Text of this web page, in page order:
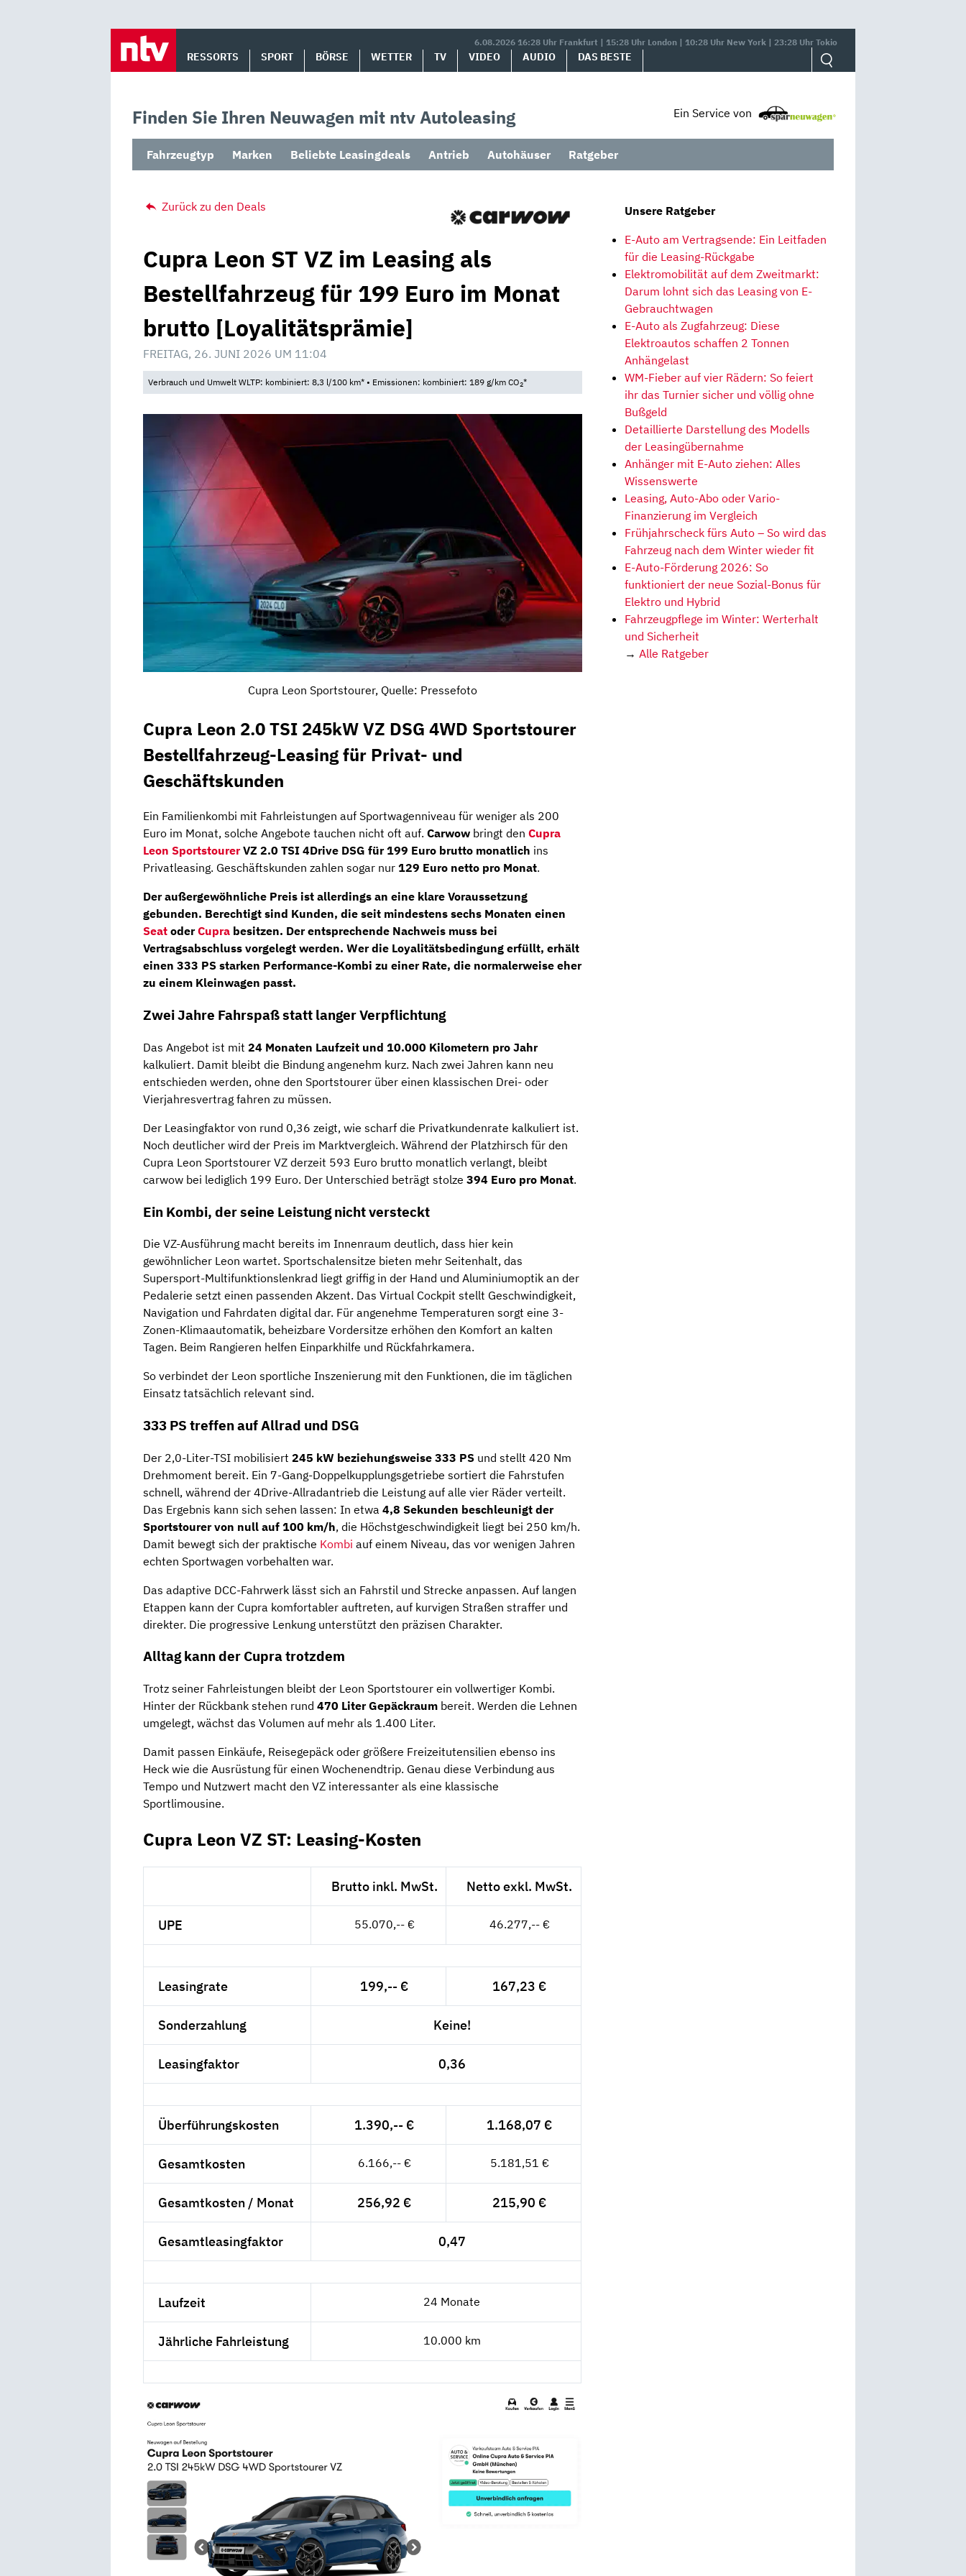
6.08.2026 16:28 Uhr Frankfurt | 15:28 Uhr London | 10:28 Uhr New York | 23:28 Uhr Tokio
RESSORTS SPORT BÖRSE WETTER TV VIDEO AUDIO DAS BESTE
Finden Sie Ihren Neuwagen mit ntv Autoleasing Ein Service von
Fahrzeugtyp Marken Beliebte Leasingdeals Antrieb Autohäuser Ratgeber
Zurück zu den Deals
Cupra Leon ST VZ im Leasing als
Bestellfahrzeug für 199 Euro im Monat
brutto [Loyalitätsprämie]
FREITAG, 26. JUNI 2026 UM 11:04
Verbrauch und Umwelt WLTP: kombiniert: 8,3 l/100 km* • Emissionen: kombiniert: 189 g/km CO2*
Cupra Leon Sportstourer, Quelle: Pressefoto
Cupra Leon 2.0 TSI 245kW VZ DSG 4WD Sportstourer
Bestellfahrzeug-Leasing für Privat- und
Geschäftskunden
Ein Familienkombi mit Fahrleistungen auf Sportwagenniveau für weniger als 200
Euro im Monat, solche Angebote tauchen nicht oft auf. Carwow bringt den Cupra
Leon SportstourerVZ 2.0 TSI 4Drive DSG für 199 Euro brutto monatlich ins
Privatleasing. Geschäftskunden zahlen sogar nur 129 Euro netto pro Monat.
Der außergewöhnliche Preis ist allerdings an eine klare Voraussetzung
gebunden. Berechtigt sind Kunden, die seit mindestens sechs Monaten einen
Seat oderCupra besitzen. Der entsprechende Nachweis muss bei
Vertragsabschluss vorgelegt werden. Wer die Loyalitätsbedingung erfüllt, erhält
einen 333 PS starken Performance-Kombi zu einer Rate, die normalerweise eher
zu einem Kleinwagen passt.
Zwei Jahre Fahrspaß statt langer Verpflichtung
Das Angebot ist mit 24 Monaten Laufzeit und 10.000 Kilometern pro Jahr
kalkuliert. Damit bleibt die Bindung angenehm kurz. Nach zwei Jahren kann neu
entschieden werden, ohne den Sportstourer über einen klassischen Drei- oder
Vierjahresvertrag fahren zu müssen.
Der Leasingfaktor von rund 0,36 zeigt, wie scharf die Privatkundenrate kalkuliert ist.
Noch deutlicher wird der Preis im Marktvergleich. Während der Platzhirsch für den
Cupra Leon Sportstourer VZ derzeit 593 Euro brutto monatlich verlangt, bleibt
carwow bei lediglich 199 Euro. Der Unterschied beträgt stolze 394 Euro pro Monat.
Ein Kombi, der seine Leistung nicht versteckt
Die VZ-Ausführung macht bereits im Innenraum deutlich, dass hier kein
gewöhnlicher Leon wartet. Sportschalensitze bieten mehr Seitenhalt, das
Supersport-Multifunktionslenkrad liegt griffig in der Hand und Aluminiumoptik an der
Pedalerie setzt einen passenden Akzent. Das Virtual Cockpit stellt Geschwindigkeit,
Navigation und Fahrdaten digital dar. Für angenehme Temperaturen sorgt eine 3-
Zonen-Klimaautomatik, beheizbare Vordersitze erhöhen den Komfort an kalten
Tagen. Beim Rangieren helfen Einparkhilfe und Rückfahrkamera.
So verbindet der Leon sportliche Inszenierung mit den Funktionen, die im täglichen
Einsatz tatsächlich relevant sind.
333 PS treffen auf Allrad und DSG
Der 2,0-Liter-TSI mobilisiert 245 kW beziehungsweise 333 PS und stellt 420 Nm
Drehmoment bereit. Ein 7-Gang-Doppelkupplungsgetriebe sortiert die Fahrstufen
schnell, während der 4Drive-Allradantrieb die Leistung auf alle vier Räder verteilt.
Das Ergebnis kann sich sehen lassen: In etwa 4,8 Sekunden beschleunigt der
Sportstourer von null auf 100 km/h, die Höchstgeschwindigkeit liegt bei 250 km/h.
Damit bewegt sich der praktische Kombi auf einem Niveau, das vor wenigen Jahren
echten Sportwagen vorbehalten war.
Das adaptive DCC-Fahrwerk lässt sich an Fahrstil und Strecke anpassen. Auf langen
Etappen kann der Cupra komfortabler auftreten, auf kurvigen Straßen straffer und
direkter. Die progressive Lenkung unterstützt den präzisen Charakter.
Alltag kann der Cupra trotzdem
Trotz seiner Fahrleistungen bleibt der Leon Sportstourer ein vollwertiger Kombi.
Hinter der Rückbank stehen rund 470 Liter Gepäckraum bereit. Werden die Lehnen
umgelegt, wächst das Volumen auf mehr als 1.400 Liter.
Damit passen Einkäufe, Reisegepäck oder größere Freizeitutensilien ebenso ins
Heck wie die Ausrüstung für einen Wochenendtrip. Genau diese Verbindung aus
Tempo und Nutzwert macht den VZ interessanter als eine klassische
Sportlimousine.
Cupra Leon VZ ST: Leasing-Kosten
Brutto inkl. MwSt. Netto exkl. MwSt.
UPE 55.070,-- € 46.277,-- €
Leasingrate 199,-- € 167,23 €
Sonderzahlung Keine!
Leasingfaktor 0,36
Überführungskosten 1.390,-- € 1.168,07 €
Gesamtkosten 6.166,-- € 5.181,51 €
Gesamtkosten / Monat 256,92 € 215,90 €
Gesamtleasingfaktor 0,47
Laufzeit 24 Monate
Jährliche Fahrleistung 10.000 km
Unsere Ratgeber
E-Auto am Vertragsende: Ein Leitfaden
für die Leasing-Rückgabe
Elektromobilität auf dem Zweitmarkt:
Darum lohnt sich das Leasing von E-
Gebrauchtwagen
E-Auto als Zugfahrzeug: Diese
Elektroautos schaffen 2 Tonnen
Anhängelast
WM-Fieber auf vier Rädern: So feiert
ihr das Turnier sicher und völlig ohne
Bußgeld
Detaillierte Darstellung des Modells
der Leasingübernahme
Anhänger mit E-Auto ziehen: Alles
Wissenswerte
Leasing, Auto-Abo oder Vario-
Finanzierung im Vergleich
Frühjahrscheck fürs Auto – So wird das
Fahrzeug nach dem Winter wieder fit
E-Auto-Förderung 2026: So
funktioniert der neue Sozial-Bonus für
Elektro und Hybrid
Fahrzeugpflege im Winter: Werterhalt
und Sicherheit
→ Alle Ratgeber